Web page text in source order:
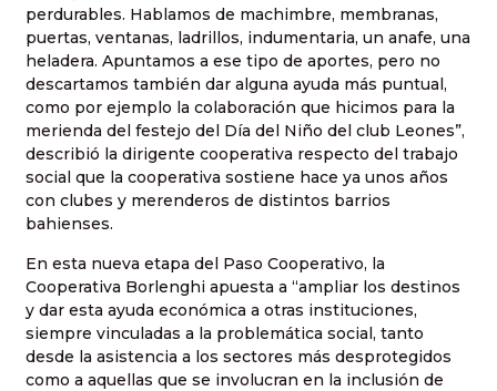
perdurables. Hablamos de machimbre, membranas,
puertas, ventanas, ladrillos, indumentaria, un anafe, una
heladera. Apuntamos a ese tipo de aportes, pero no
descartamos también dar alguna ayuda más puntual,
como por ejemplo la colaboración que hicimos para la
merienda del festejo del Día del Niño del club Leones”,
describió la dirigente cooperativa respecto del trabajo
social que la cooperativa sostiene hace ya unos años
con clubes y merenderos de distintos barrios
bahienses.
En esta nueva etapa del Paso Cooperativo, la
Cooperativa Borlenghi apuesta a “ampliar los destinos
y dar esta ayuda económica a otras instituciones,
siempre vinculadas a la problemática social, tanto
desde la asistencia a los sectores más desprotegidos
como a aquellas que se involucran en la inclusión de